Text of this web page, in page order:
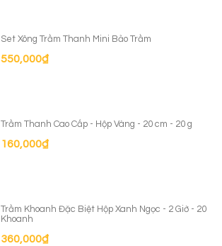
Set Xông Trầm Thanh Mini Bảo Trầm
550,000₫
Trầm Thanh Cao Cấp - Hộp Vàng - 20 cm - 20 g
160,000₫
Trầm Khoanh Đặc Biệt Hộp Xanh Ngọc - 2 Giờ - 20
Khoanh
360,000₫